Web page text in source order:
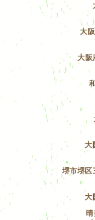
大
大阪
大
堺市堺区
大
晴